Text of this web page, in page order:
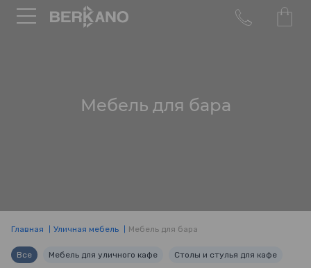
Мебель для бара
Главная Уличная мебель Мебель для бара
Все Мебель для уличного кафе Столы и стулья для кафе